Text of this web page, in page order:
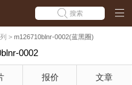
搜索
> m126710blnr-0002(蓝黑圈)
0002
报价 文章